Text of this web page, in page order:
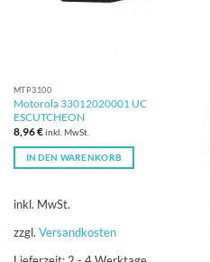
MTP3100
Motorola 33012020001 UC
ESCUTCHEON
8,96€inkl. MwSt.
IN DEN WARENKORB
inkl. MwSt.
zzgl. Versandkosten